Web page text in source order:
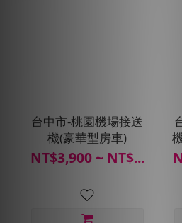
台中市-桃園機場接送
機(豪華型房車)
NT$3,900 ~ NT$...